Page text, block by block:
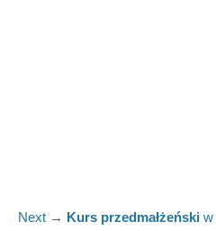
Next → Next
Kurs przedmałżeński w